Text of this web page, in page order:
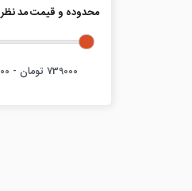
زرد
آبی روشن
سبز روشن
محدوده و قیمت مد نظر